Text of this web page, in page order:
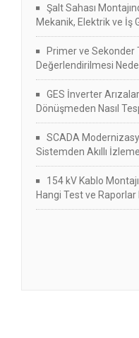
Şalt Sahası
Mekanik, Elektrik ve İş
Primer ve Sekonder
Değerlendirilmesi
GES İnverter
Dönüşmeden Nasıl
SCADA
Sistemden Akıllı
154 kV Kablo
Hangi Test ve Raporlar